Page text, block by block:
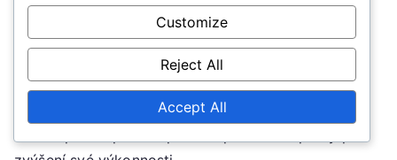
a opravit tyto problémy.
Natáčení tréninkových sezení může poskytnout
cenné poznatky o střeleckých technikách.
Přezkoumáním záznamů mohou sportovci určit
Customize
Reject All
Accept All